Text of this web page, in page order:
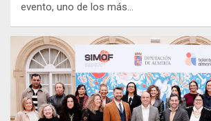
evento, uno de los más…